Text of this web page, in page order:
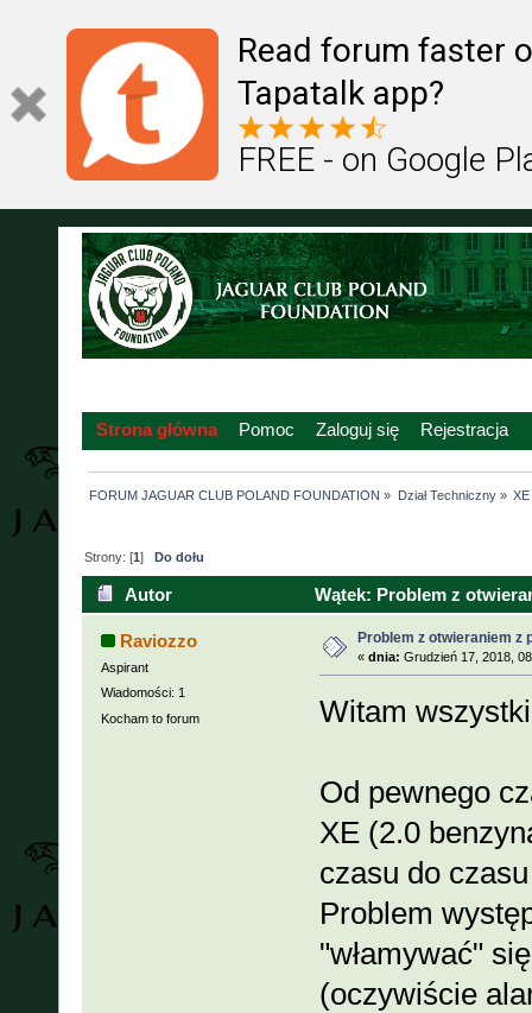
Read forum faster
Tapatalk app?
FREE - on Google
Strona główna Pomoc Zaloguj się Rejestracja
FORUM JAGUAR CLUB POLAND FOUNDATION » Dział Techniczny»
Strony: [1] Do dołu
Autor Wątek: Problem z
Raviozzo
Aspirant
Wiadomości: 1
Kocham to forum
Problem z otwieraniem z
« dnia: Grudzień 17, 2018,
Witam
Od pewnego
XE (2.0
czasu do
Problem
"włamywać"
(oczywiście